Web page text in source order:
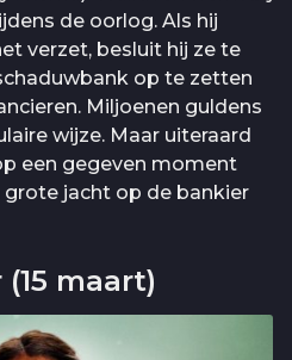
de oorlog. Als hij
verzet, besluit hij ze te
op te zetten
Miljoenen guldens
wijze. Maar uiteraard
een gegeven moment
jacht op de bankier
maart)